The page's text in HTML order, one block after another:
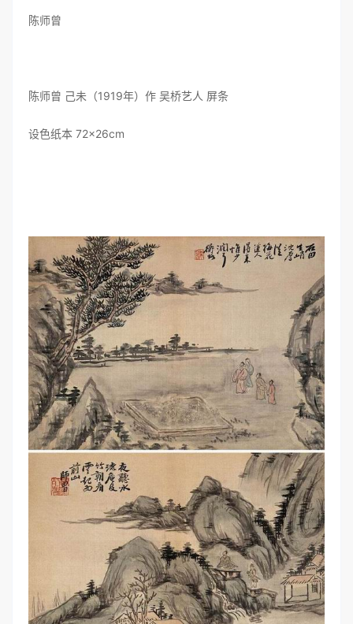
陈师曾
陈师曾 己未（1919年）作 吴桥艺人 屏条
设色纸本 72×26cm